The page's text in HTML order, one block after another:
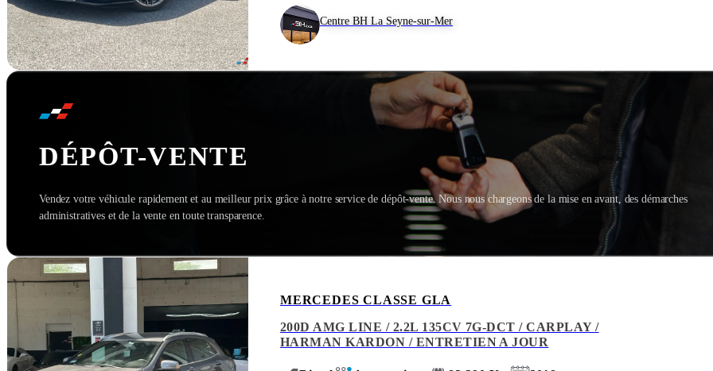
Centre BH La Seyne-sur-Mer
DÉPÔT-VENTE
Vendez votre véhicule rapidement et au meilleur prix grâce à notre service de dépôt-vente. Nous nous chargeons de la mise en avant, des démarches
administratives et de la vente en toute transparence.
MERCEDES CLASSE GLA
200D AMG LINE / 2.2L 135CV 7G-DCT / CARPLAY /
HARMAN KARDON / ENTRETIEN A JOUR